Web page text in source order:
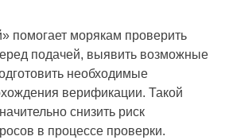
помогает морякам проверить
подачей, выявить возможные
необходимые
верификации. Такой
снизить риск
в процессе проверки.